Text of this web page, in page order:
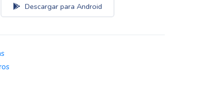
Descargar para Android